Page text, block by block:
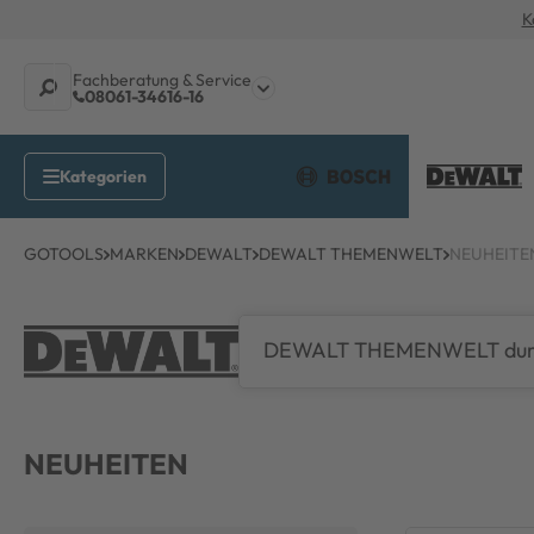
Fachberatung & Service
08061-34616-16
GOTOOLS MARKEN DEWALT DEWALT THEMENWELT
NEUHEITEN